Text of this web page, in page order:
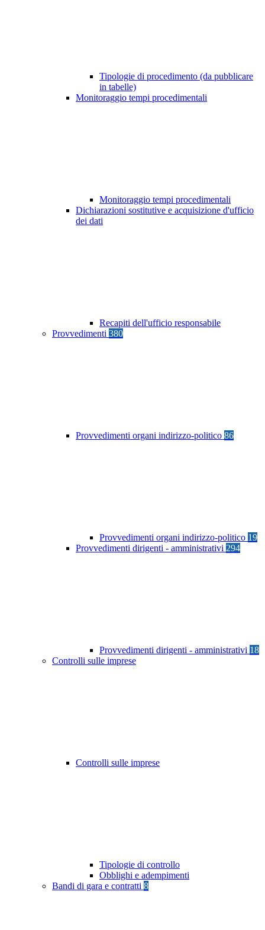
Tipologie di procedimento (da pubblicare
in tabelle)
Monitoraggio tempi procedimentali
Monitoraggio tempi procedimentali
Dichiarazioni sostitutive e acquisizione d'ufficio
dei dati
Recapiti dell'ufficio responsabile
Provvedimenti 380
Provvedimenti organi indirizzo-politico 86
Provvedimenti organi indirizzo-politico 19
Provvedimenti dirigenti - amministrativi 294
Provvedimenti dirigenti - amministrativi 18
Controlli sulle imprese
Controlli sulle imprese
Tipologie di controllo
Obblighi e adempimenti
Bandi di gara e contratti 8